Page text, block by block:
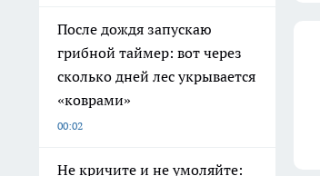
После дождя запускаю
грибной таймер: вот через
сколько дней лес укрывается
«коврами»
00:02
Не кричите и не умоляйте: